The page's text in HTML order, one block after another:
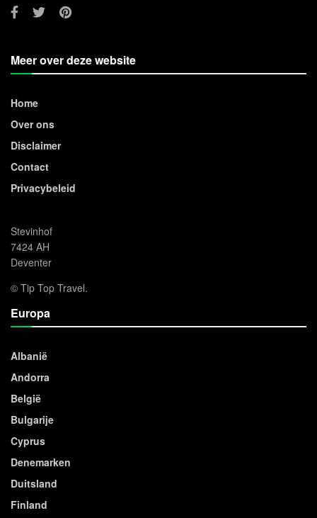
Meer over deze website
Home
Over ons
Disclaimer
Contact
Privacybeleid
Stevinhof
7424 AH
Deventer
© Tip Top Travel.
Europa
Albanië
Andorra
België
Bulgarije
Cyprus
Denemarken
Duitsland
Finland